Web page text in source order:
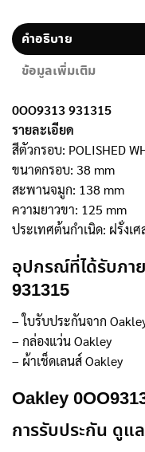
คำอธิบาย
ข้อมูลเพิ่มเติม
0OO9313 931315
รายละเอียด
สีตัวกรอบ: POLISHED
ขนาดกรอบ: 38 mm
สะพานจมูก: 138 mm
ความยาวขา: 125 mm
ประเทศต้นกำเนิด: ฝรั่งเศ
อุปกรณ์ที่ได้รับภา
931315
– ใบรับประกันจาก
– กล่องแว่น Oakley
– ผ้าเช็ดเลนส์ Oakley
Oakley
การรับประกัน ดูแ